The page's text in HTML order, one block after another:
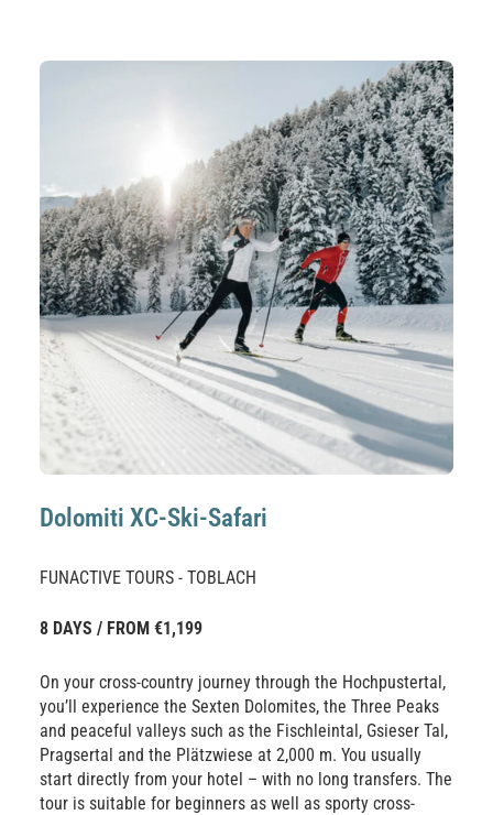
Dolomiti XC-Ski-Safari
FUNACTIVE TOURS - TOBLACH
8 DAYS / FROM €1,199
On your cross-country journey through the Hochpustertal,
you’ll experience the Sexten Dolomites, the Three Peaks
and peaceful valleys such as the Fischleintal, Gsieser Tal,
Pragsertal and the Plätzwiese at 2,000 m. You usually
start directly from your hotel – with no long transfers. The
tour is suitable for beginners as well as sporty cross-